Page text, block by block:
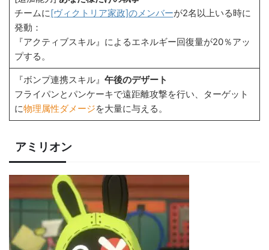
チームに[ヴィクトリア家政]のメンバーが2名以上いる時に
発動：
『アクティブスキル』によるエネルギー回復量が20％アッ
プする。
『ボンプ連携スキル』 午後のデザート
フライパンとパンケーキで遠距離攻撃を行い、ターゲット
に物理属性ダメージを大量に与える。
アミリオン